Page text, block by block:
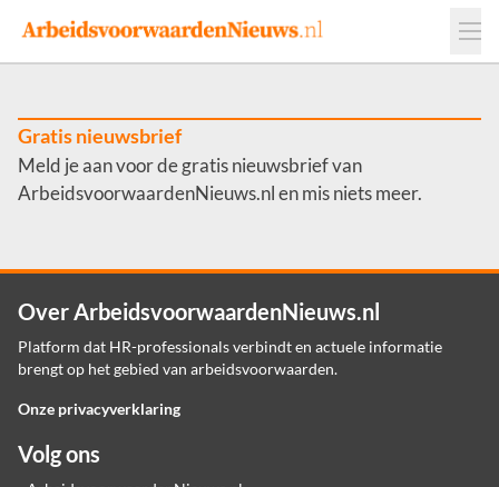
Events
Adverteren
Werkgevers
Contact
Gratis nieuwsbrief
Meld je aan voor de gratis nieuwsbrief van
ArbeidsvoorwaardenNieuws.nl en mis niets meer.
Over ArbeidsvoorwaardenNieuws.nl
Platform dat HR-professionals verbindt en actuele informatie
brengt op het gebied van arbeidsvoorwaarden.
Onze privacyverklaring
Volg ons